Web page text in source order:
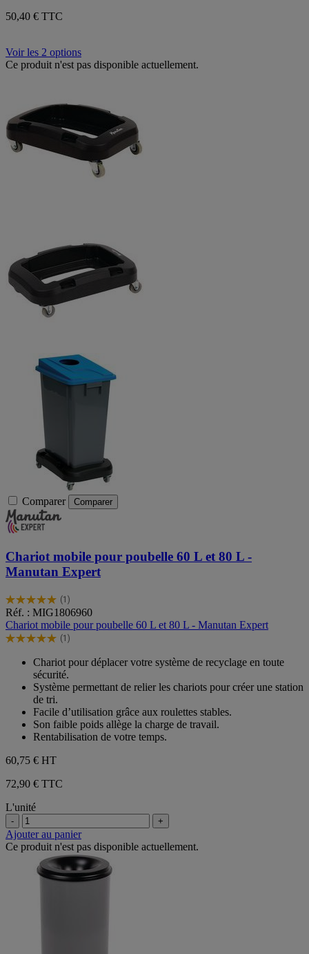
50,40 € TTC
Voir les 2 options
Ce produit n'est pas disponible actuellement.
Comparer Comparer
Chariot mobile pour poubelle 60 L et 80 L -
Manutan Expert
(1)
5.0
sur
5
étoiles.
avis
Réf. : MIG1806960
Chariot mobile pour poubelle 60 L et 80 L - Manutan Expert
(1)
5.0
étoiles.
Chariot pour déplacer votre système de recyclage en toute
sécurité.
Système permettant de relier les chariots pour créer une station
de tri.
Facile d’utilisation grâce aux roulettes stables.
Son faible poids allège la charge de travail.
Rentabilisation de votre temps.
60,75 € HT
72,90 € TTC
L'unité
- +
Ajouter au panier
Ce produit n'est pas disponible actuellement.